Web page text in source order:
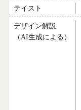
テイスト
デザイン解説
（AI生成による）